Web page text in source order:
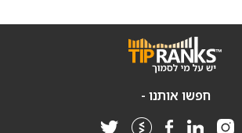
חפשו אותנו -